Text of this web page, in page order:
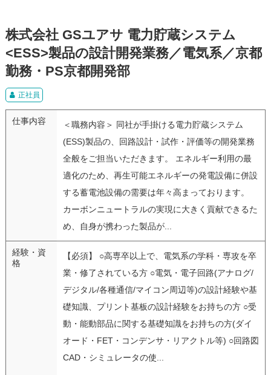
株式会社 GSユアサ 電力貯蔵システム
<ESS>製品の設計開発業務／電気系／京都
勤務・PS京都開発部
正社員
仕事内容
＜職務内容＞ 同社が手掛ける電力貯蔵システム
(ESS)製品の、回路設計・試作・評価等の開発業務
全般をご担当いただきます。 エネルギー利用の最
適化のため、再生可能エネルギーの発電設備に併設
する蓄電池設備の需要は年々高まっております。
カーボンニュートラルの実現に大きく貢献できるた
め、自身が携わった製品が...
経験・資
格
【必須】 ○高専卒以上で、電気系の学科・専攻を卒
業・修了されている方 ○電気・電子回路(アナログ/
デジタル/各種通信/マイコン周辺等)の設計経験や基
礎知識、プリント基板の設計経験をお持ちの方 ○受
動・能動部品に関する基礎知識をお持ちの方(ダイ
オード・FET・コンデンサ・リアクトル等) ○回路図
CAD・シミュレータの使...